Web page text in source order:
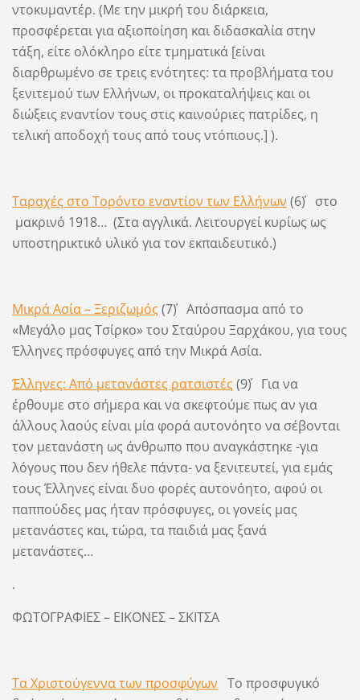
ντοκυμαντέρ. (Με την μικρή του διάρκεια,
προσφέρεται για αξιοποίηση και διδασκαλία στην
τάξη, είτε ολόκληρο είτε τμηματικά [είναι
διαρθρωμένο σε τρεις ενότητες: τα προβλήματα του
ξενιτεμού των Ελλήνων, οι προκαταλήψεις και οι
διώξεις εναντίον τους στις καινούριες πατρίδες, η
τελική αποδοχή τους από τους ντόπιους.] ).
Ταραχές στο Τορόντο εναντίον των Ελλήνων (6΄) στο
μακρινό 1918… (Στα αγγλικά. Λειτουργεί κυρίως ως
υποστηρικτικό υλικό για τον εκπαιδευτικό.)
Μικρά Ασία – Ξεριζωμός(7΄) Απόσπασμα από το
«Μεγάλο μας Τσίρκο» του Σταύρου Ξαρχάκου, για τους
Έλληνες πρόσφυγες από την Μικρά Ασία.
Έλληνες: Από μετανάστες ρατσιστές(9΄) Για να
έρθουμε στο σήμερα και να σκεφτούμε πως αν για
άλλους λαούς είναι μία φορά αυτονόητο να σέβονται
τον μετανάστη ως άνθρωπο που αναγκάστηκε -για
λόγους που δεν ήθελε πάντα- να ξενιτευτεί, για εμάς
τους Έλληνες είναι δυο φορές αυτονόητο, αφού οι
παππούδες μας ήταν πρόσφυγες, οι γονείς μας
μετανάστες και, τώρα, τα παιδιά μας ξανά
μετανάστες…
.
ΦΩΤΟΓΡΑΦΙΕΣ – ΕΙΚΟΝΕΣ – ΣΚΙΤΣΑ
Τα Χριστούγεννα των προσφύγων Το προσφυγικό